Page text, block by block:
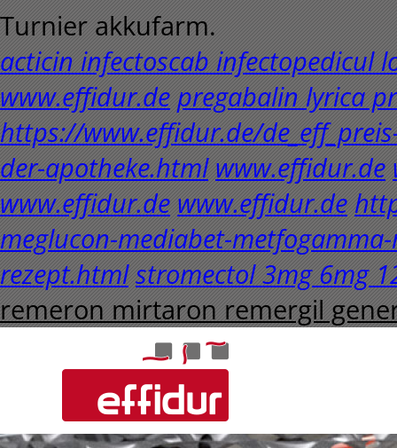
Turnier akkufarm.
acticin infectoscab infectopedicul
www.effidur.de pregabalin lyrica
https://www.effidur.de/
der-apotheke.html www.effidur.de
www.effidur.de www.effidur.de
meglucon-mediabet-
rezept.html stromectol 3mg 6mg
remeron mirtaron remergil